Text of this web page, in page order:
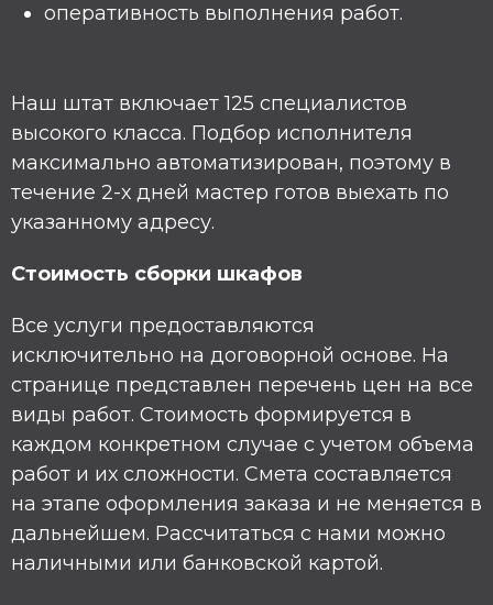
оперативность выполнения работ.
Наш штат включает 125 специалистов
высокого класса. Подбор исполнителя
максимально автоматизирован, поэтому в
течение 2-х дней мастер готов выехать по
указанному адресу.
Стоимость сборки шкафов
Все услуги предоставляются
исключительно на договорной основе. На
странице представлен перечень цен на все
виды работ. Стоимость формируется в
каждом конкретном случае с учетом объема
работ и их сложности. Смета составляется
на этапе оформления заказа и не меняется в
дальнейшем. Рассчитаться с нами можно
наличными или банковской картой.